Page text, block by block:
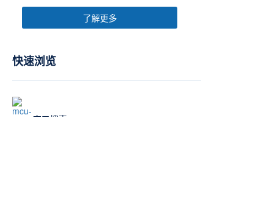
了解更多
快速浏览
交叉搜索